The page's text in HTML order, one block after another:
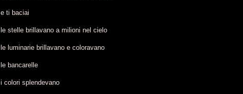
e ti baciai
le stelle brillavano a milioni nel cielo
le luminarie brillavano e coloravano
le bancarelle
i colori splendevano